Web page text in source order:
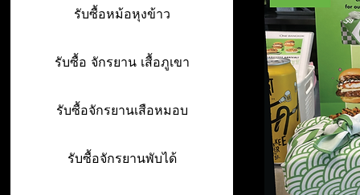
รับซื้อหม้อหุงข้าว
รับซื้อ จักรยาน เสื้อภูเขา
รับซื้อจักรยานเสือหมอบ
รับซื้อจักรยานพับได้